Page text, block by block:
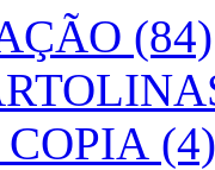
(84)
(4)